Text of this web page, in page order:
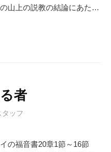
山上の説教の結論にあた…
者
ッフ
の福音書20章1節～16節